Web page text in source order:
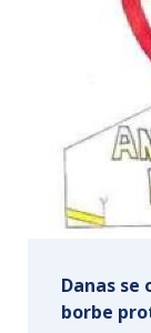
Danas
borbe